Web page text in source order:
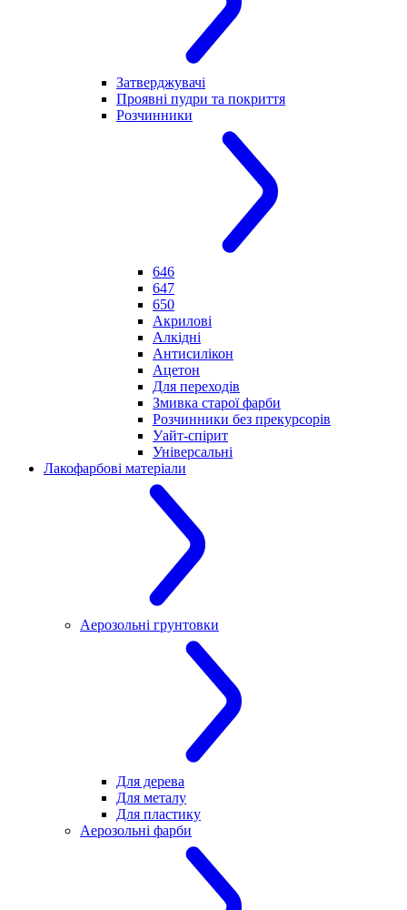
Затверджувачі
Проявні пудри та покриття
Розчинники
646
647
650
Акрилові
Алкідні
Антисилікон
Ацетон
Для переходів
Змивка старої фарби
Розчинники без прекурсорів
Уайт-спірит
Універсальні
Лакофарбові матеріали
Аерозольні грунтовки
Для дерева
Для металу
Для пластику
Аерозольні фарби